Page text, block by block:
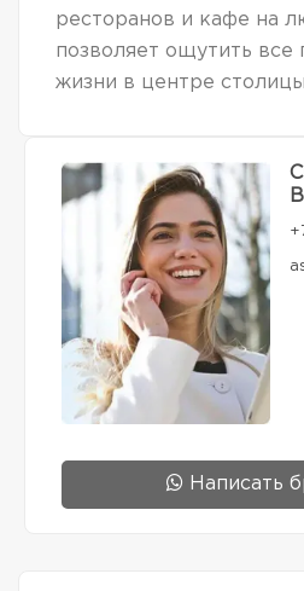
ресторанов и кафе на
позволяет ощутить все
жизни в центре
Написать